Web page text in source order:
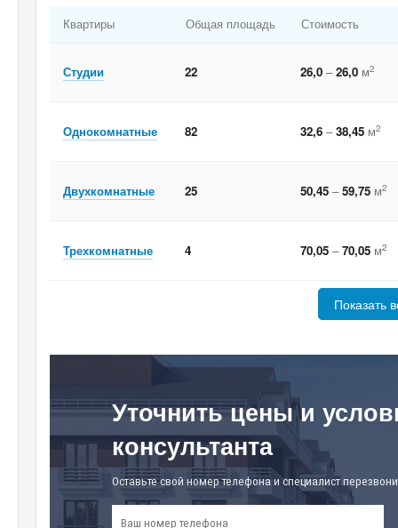
Квартиры Общая площадь Стоимость
Студии 22 26,0 –26,0 м2
Однокомнатные 82 32,6 –38,45 м2
Двухкомнатные 25 50,45 –59,75 м2
Трехкомнатные 4 70,05 –70,05 м2
Показать
Уточнить цены и
консультанта
Оставьте свой номер телефона и специалист